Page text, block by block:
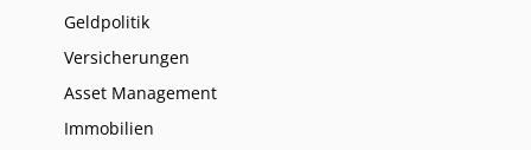
Geldpolitik
Versicherungen
Asset Management
Immobilien